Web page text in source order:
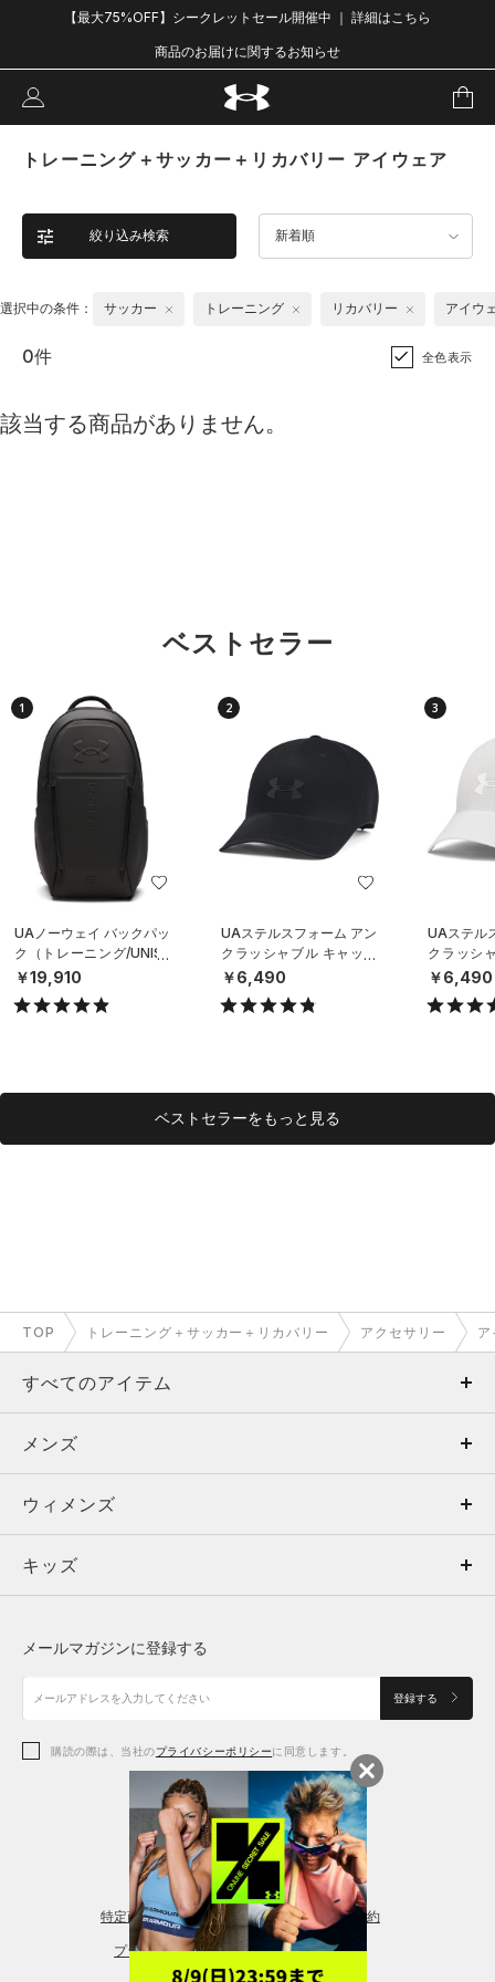
【最大75%OFF】シークレットセール開催中 ｜ 詳細はこちら
商品のお届けに関するお知らせ
トレーニング＋サッカー＋リカバリー アイウェア
絞り込み検索 新着順
選択中の条件： サッカー トレーニング リカバリー アイウ
0件 全色表示
該当する商品がありません。
ベストセラー
1
UAノーウェイ バックパッ
ク（トレーニング/UNISE
X）
￥19,910
2
UAステルスフォーム アン
クラッシャブル キャップ
（ライフスタイル/UNISE
￥6,490
3
UAステル
クラッシ
（ライフ
￥6,490
ベストセラーをもっと見る
TOP トレーニング＋サッカー＋リカバリー アクセサリー
すべてのアイテム
メンズ
ウィメンズ
キッズ
アクセサリー
メンズ
トップス
ボトムス
アクセサリー
ウィメンズ
トップス
シューズ
アクセサリー
レギンス＆タイツ
キッズ
シューズ
メールマガジンに登録する
登録する
購読の際は、当社のプライバシーポリシーに同意します。
特定商取引法に基づく通販の表記 会員規約
プライバシーポリシー